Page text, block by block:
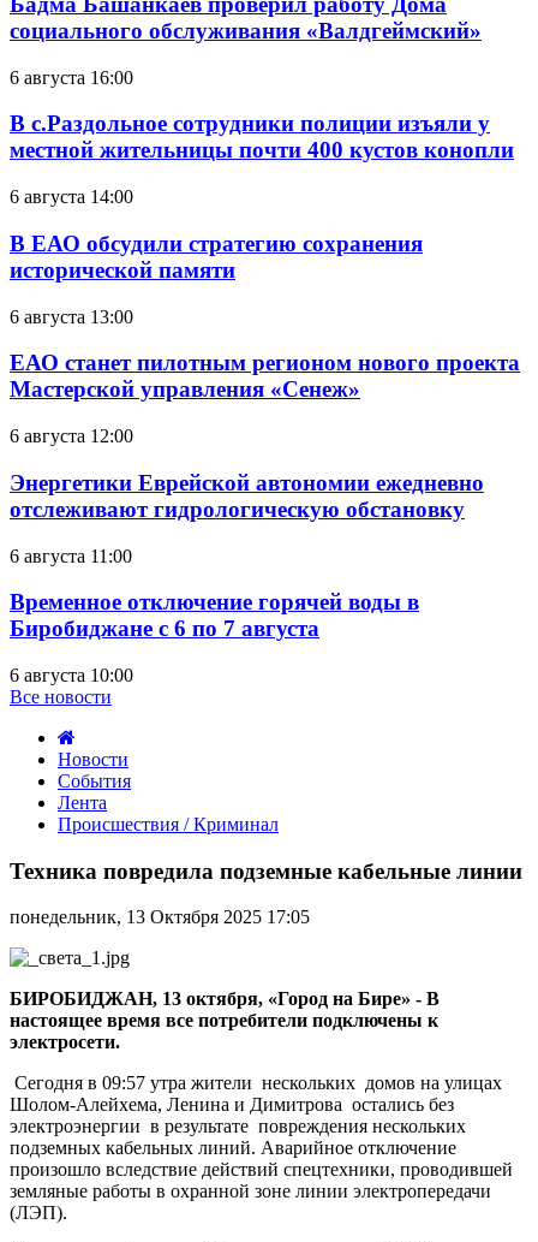
социального обслуживания «Валдгеймский»
6 августа 16:00
В с.Раздольное сотрудники полиции изъяли у
местной жительницы почти 400 кустов конопли
6 августа 14:00
В ЕАО обсудили стратегию сохранения
исторической памяти
6 августа 13:00
ЕАО станет пилотным регионом нового проекта
Мастерской управления «Сенеж»
6 августа 12:00
Энергетики Еврейской автономии ежедневно
отслеживают гидрологическую обстановку
6 августа 11:00
Временное отключение горячей воды в
Биробиджане с 6 по 7 августа
6 августа 10:00
Все новости
Новости
События
Лента
Происшествия / Криминал
повредила
подземные
кабельные
линии
Техника повредила подземные кабельные линии
понедельник, 13 Октября 2025 17:05
БИРОБИДЖАН, 13 октября, «Город на Бире» - В
настоящее время все потребители подключены к
электросети.
Сегодня в 09:57 утра жители нескольких домов на улицах
Шолом-Алейхема, Ленина и Димитрова остались без
электроэнергии в результате повреждения нескольких
подземных кабельных линий. Аварийное отключение
произошло вследствие действий спецтехники, проводившей
земляные работы в охранной зоне линии электропередачи
(ЛЭП).